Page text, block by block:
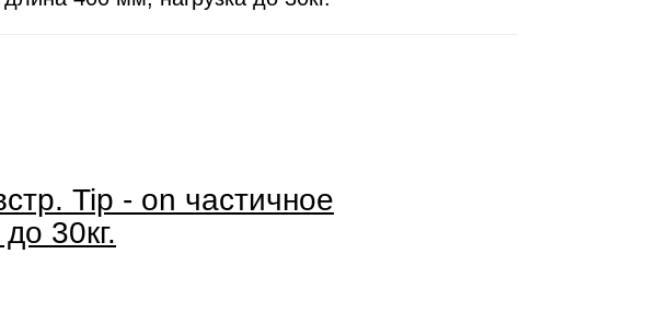
Tip - on частичное
30кг.